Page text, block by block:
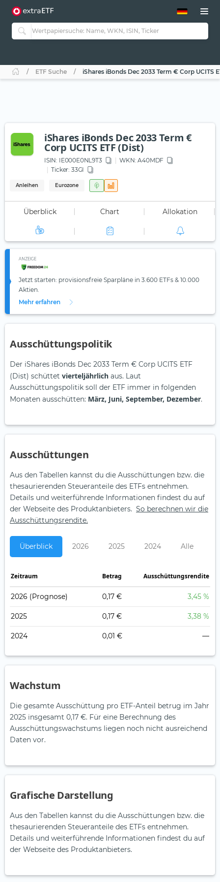
ETF-Guide 2.0
Guide Aktive ETFs
ETF-Sparpläne
ETF Suche iShares iBonds Dec 2033 Term € Corp UCITS
iShares iBonds Dec 2033 Term €
Corp UCITS ETF (Dist)
ISIN: IE000E0NL9T3 WKN: A40MDF
Ticker: 33GI
Anleihen Eurozone
Überblick Chart Allokation
ANZEIGE
Jetzt starten: provisionsfreie Sparpläne in 3.600 ETFs & 10.000
Aktien.
Mehr erfahren
Ausschüttungspolitik
Der iShares iBonds Dec 2033 Term € Corp UCITS ETF
(Dist) schüttet vierteljährlich aus. Laut
Ausschüttungspolitik soll der ETF immer in folgenden
Monaten ausschütten: März, Juni, September, Dezember.
Aus­schüt­tungen
Aus den Tabellen kannst du die Ausschüttungen bzw. die
thesaurierenden Steueranteile des ETFs entnehmen.
Details und weiterführende Informationen findest du auf
der Webseite des Produktanbieters. So berechnen wir die
Ausschüttungsrendite.
Überblick 2026 2025 2024 Alle
Zeitraum Betrag Ausschüttungsrendite
2026 (Prognose) 0,17 € 3,45 %
2025 0,17 € 3,38 %
2024 0,01 € —
Wachstum
Die gesamte Ausschüttung pro ETF-Anteil betrug im Jahr
2025 insgesamt 0,17 €. Für eine Berechnung des
Ausschüttungswachstums liegen noch nicht ausreichend
Daten vor.
Grafische Darstellung
Aus den Tabellen kannst du die Ausschüttungen bzw. die
thesaurierenden Steueranteile des ETFs entnehmen.
Details und weiterführende Informationen findest du auf
der Webseite des Produktanbieters.